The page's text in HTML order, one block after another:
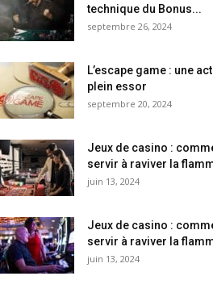
technique du Bonus...
septembre 26, 2024
L’escape game : une
plein essor
septembre 20, 2024
Jeux de casino :
servir à raviver la
juin 13, 2024
Jeux de casino :
servir à raviver la
juin 13, 2024